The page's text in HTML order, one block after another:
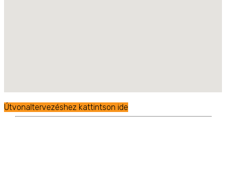
Útvonaltervezéshez kattintson ide